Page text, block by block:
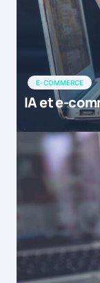
E-COMMERCE
IA et e-